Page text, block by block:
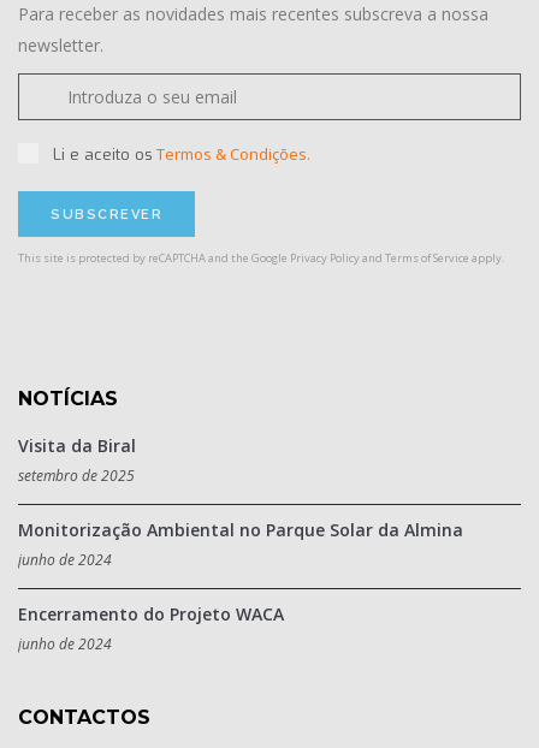
Para receber as novidades mais recentes subscreva a nossa
newsletter.
Li e aceito os Termos & Condições.
This site is protected by reCAPTCHA and the Google Privacy Policyand Terms of Service apply.
NOTÍCIAS
Visita da Biral
setembro de 2025
Monitorização Ambiental no Parque Solar da Almina
junho de 2024
Encerramento do Projeto WACA
junho de 2024
CONTACTOS